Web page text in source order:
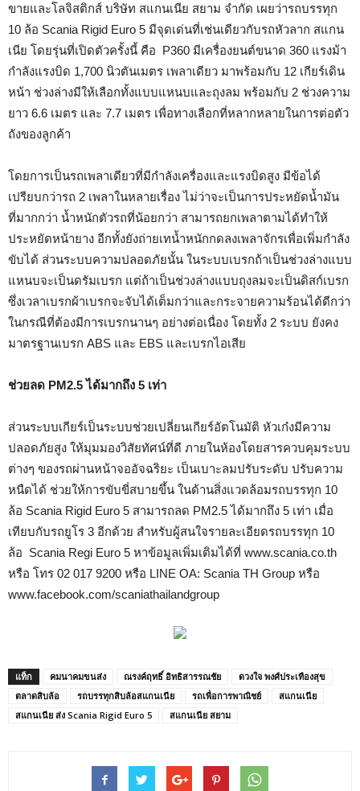
ขายและโลจิสติกส์ บริษัท สแกนเนีย สยาม จำกัด เผยว่ารถบรรทุก
10 ล้อ Scania Rigid Euro 5 มีจุดเด่นที่เช่นเดียวกับรถหัวลาก สแกน
เนีย โดยรุ่นที่เปิดตัวครั้งนี้ คือ P360 มีเครื่องยนต์ขนาด 360 แรงม้า
กำลังแรงบิด 1,700 นิวตันเมตร เพลาเดียว มาพร้อมกับ 12 เกียร์เดิน
หน้า ช่วงล่างมีให้เลือกทั้งแบบแหนบและถุงลม พร้อมกับ 2 ช่วงความ
ยาว 6.6 เมตร และ 7.7 เมตร เพื่อทางเลือกที่หลากหลายในการต่อตัว
ถังของลูกค้า
โดยการเป็นรถเพลาเดียวที่มีกำลังเครื่องและแรงบิดสูง มีข้อได้
เปรียบกว่ารถ 2 เพลาในหลายเรื่อง ไม่ว่าจะเป็นการประหยัดน้ำมัน
ที่มากกว่า น้ำหนักตัวรถที่น้อยกว่า สามารถยกเพลาตามได้ทำให้
ประหยัดหน้ายาง อีกทั้งยังถ่ายเทน้ำหนักกดลงเพลาจักรเพื่อเพิ่มกำลัง
ขับได้ ส่วนระบบความปลอดภัยนั้น ในระบบเบรกถ้าเป็นช่วงล่างแบบ
แหนบจะเป็นดรัมเบรก แต่ถ้าเป็นช่วงล่างแบบถุงลมจะเป็นดิสก์เบรก
ซึ่งเวลาเบรกผ้าเบรกจะจับได้เต็มกว่าและกระจายความร้อนได้ดีกว่า
ในกรณีที่ต้องมีการเบรกนานๆ อย่างต่อเนื่อง โดยทั้ง 2 ระบบ ยังคง
มาตรฐานเบรก ABS และ EBS และเบรกไอเสีย
ช่วยลด PM2.5 ได้มากถึง 5 เท่า
ส่วนระบบเกียร์เป็นระบบช่วยเปลี่ยนเกียร์อัตโนมัติ หัวเก๋งมีความ
ปลอดภัยสูง ให้มุมมองวิสัยทัศน์ที่ดี ภายในห้องโดยสารควบคุมระบบ
ต่างๆ ของรถผ่านหน้าจออัจฉริยะ เป็นเบาะลมปรับระดับ ปรับความ
หนืดได้ ช่วยให้การขับขี่สบายขึ้น ในด้านสิ่งแวดล้อมรถบรรทุก 10
ล้อ Scania Rigid Euro 5 สามารถลด PM2.5 ได้มากถึง 5 เท่า เมื่อ
เทียบกับรถยูโร 3 อีกด้วย สำหรับผู้สนใจรายละเอียดรถบรรทุก 10
ล้อ Scania Regi Euro 5 หาข้อมูลเพิ่มเติมได้ที่ www.scania.co.th
หรือ โทร 02 017 9200 หรือ LINE OA: Scania TH Group หรือ
www.facebook.com/scaniathailandgroup
แท็ก คมนาคมขนส่ง ณรงค์ฤทธิ์ อิทธิสารรณชัย
ดวงใจ พงศ์ประเทืองสุข
ตลาดสิบล้อ
รถบรรทุกสิบล้อสแกนเนีย รถเพื่อการพาณิชย์
สแกนเนีย
สแกนเนีย ส่ง Scania Rigid Euro 5
สแกนเนีย สยาม